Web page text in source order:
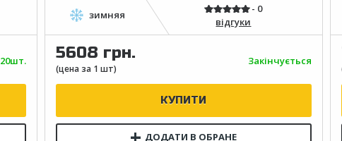
20шт.
відгуки
5608 грн. Закінчується